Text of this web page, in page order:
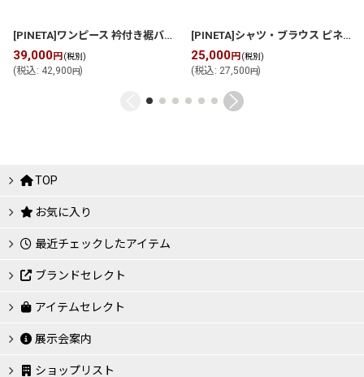
[PINETA]ワンピース 衿付き裾バルーン型 ワンピース [ P2611O302]
39,000円 (税別)
(税込: 42,900円)
[PINETA]シャツ・ブラウス ピネタ売れ筋 袖・裾フレア ブラウス
25,000円 (税別)
(税込: 27,500円)
TOP
お気に入り
最近チェックしたアイテム
ブランドセレクト
アイテムセレクト
展示会案内
ショップリスト